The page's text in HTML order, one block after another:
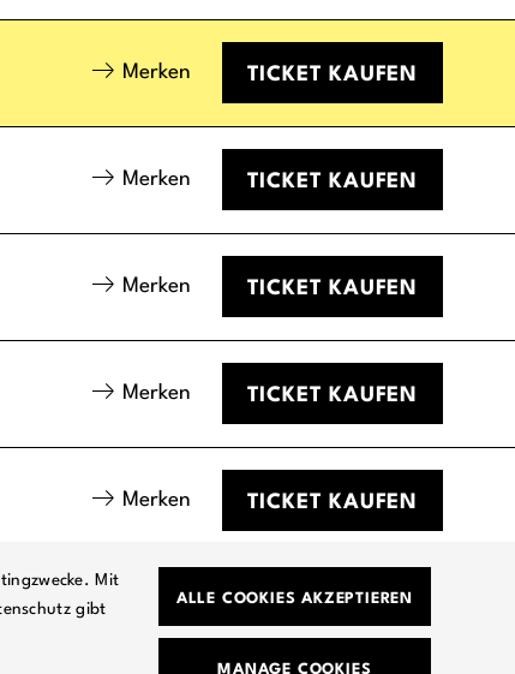
Merken TICKET KAUFEN
Merken TICKET KAUFEN
Merken TICKET KAUFEN
Merken TICKET KAUFEN
Merken TICKET KAUFEN
GEMEINSAME SACHE DATENSCHUTZ
Mit
gibt
ALLE COOKIES AKZEPTIEREN
MANAGE COOKIES